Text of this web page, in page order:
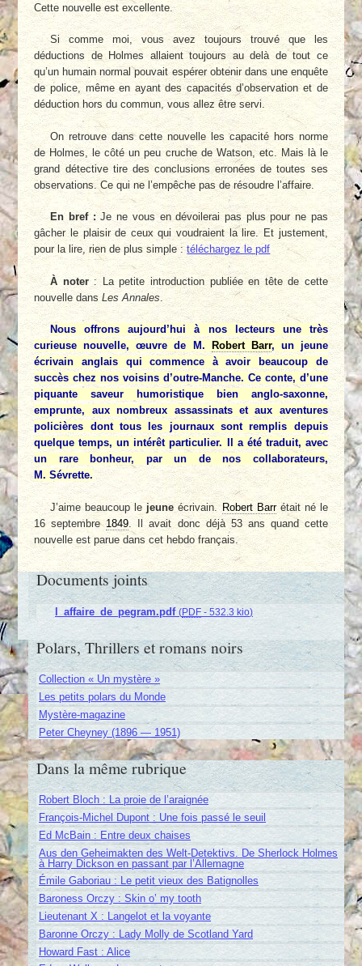
Cette nouvelle est excellente.
Si comme moi, vous avez toujours trouvé que les
déductions de Holmes allaient toujours au delà de tout ce
qu’un humain normal pouvait espérer obtenir dans une enquête
de police, même en ayant des capacités d’observation et de
déduction hors du commun, vous allez être servi.
On retrouve dans cette nouvelle les capacité hors norme
de Holmes, le côté un peu cruche de Watson, etc. Mais là le
grand détective tire des conclusions erronées de toutes ses
observations. Ce qui ne l’empêche pas de résoudre l’affaire.
En bref :Je ne vous en dévoilerai pas plus pour ne pas
gâcher le plaisir de ceux qui voudraient la lire. Et justement,
pour la lire, rien de plus simple :téléchargez le pdf
À noter: La petite introduction publiée en tête de cette
nouvelle dansLes Annales
Nous offrons aujourd’hui à nos lecteurs une très
curieuse nouvelle, œuvre de M.
Robert Barr, un jeune
écrivain anglais qui commence à avoir beaucoup de
succès chez nos voisins d’outre-Manche. Ce conte, d’une
piquante saveur humoristique bien anglo-saxonne,
emprunte, aux nombreux assassinats et aux aventures
policières dont tous les journaux sont remplis depuis
quelque temps, un intérêt particulier. Il a été traduit, avec
un rare bonheur, par un de nos collaborateurs,
M. Sévrette.
J’aime beaucoup le jeune écrivain. Robert Barrétait né le
16 septembre1849 . Il avait donc déjà 53 ans quand cette
nouvelle est parue dans cet hebdo français.
Documents joints
l_affaire_de_pegram.pdf (PDF- 532.3 kio)
Polars, Thrillers et romans noirs
Collection « Un mystère »
Les petits polars du Monde
Mystère-magazine
Peter Cheyney (1896 — 1951)
Dans la même rubrique
Robert Bloch : La proie de l’araignée
François-Michel Dupont : Une fois passé le seuil
Ed McBain : Entre deux chaises
Aus den Geheimakten des Welt-Detektivs. De Sherlock Holmes
à Harry Dickson en passant par l’Allemagne
Émile Gaboriau : Le petit vieux des Batignolles
Baroness Orczy : Skin o’ my tooth
Lieutenant X : Langelot et la voyante
Baronne Orczy : Lady Molly de Scotland Yard
Howard Fast : Alice